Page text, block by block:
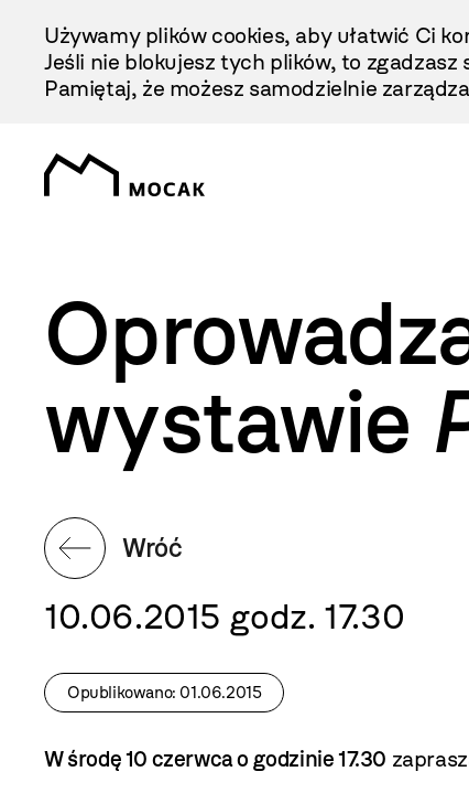
Treści
Używamy plików cookies, aby ułatwić Ci
Jeśli nie blokujesz tych plików, to
Pamiętaj, że możesz samodzielnie
wystawie
Wróć
10.06.2015 godz. 17.30
Opublikowano: 01.06.2015
W środę 10 czerwca o godzinie 17.30